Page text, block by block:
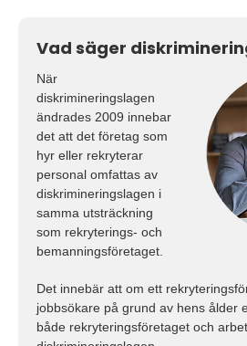
Vad säger
När
diskrimineringslagen
ändrades 2009 innebar
det att det företag som
hyr eller rekryterar
personal omfattas av
diskrimineringslagen i
samma utsträckning
som rekryterings- och
bemanningsföretaget.
Det innebär att om ett
jobbsökare på grund av hens ålder
både rekryteringsföretaget och